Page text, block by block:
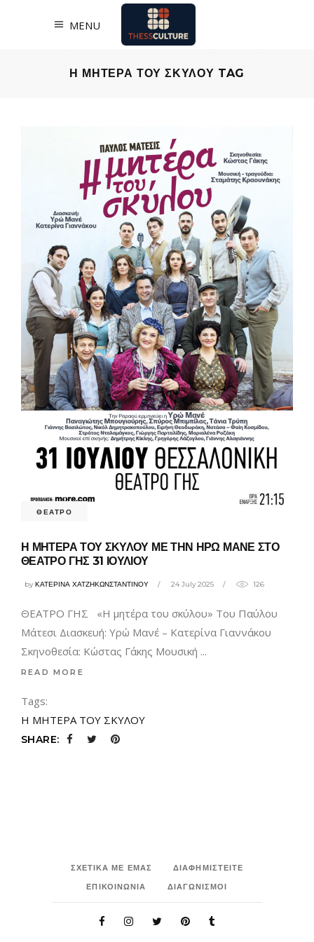
MENU
Η ΜΗΤΕΡΑ ΤΟΥ ΣΚΥΛΟΥ TAG
ΘΕΑΤΡΟ
Η ΜΗΤΕΡΑ ΤΟΥ ΣΚΥΛΟΥ ΜΕ ΤΗΝ ΗΡΩ ΜΑΝΕ ΣΤΟ
ΘΕΑΤΡΟ ΓΗΣ 31 ΙΟΥΛΙΟΥ
byΚΑΤΕΡΙΝΑ ΧΑΤΖΗΚΩΝΣΤΑΝΤΙΝΟΥ 24 July 2025 126
ΘΕΑΤΡΟ ΓΗΣ «Η μητέρα του σκύλου» Του Παύλου
Μάτεσι Διασκευή: Υρώ Μανέ – Κατερίνα Γιαννάκου
Σκηνοθεσία: Κώστας Γάκης Μουσική
READ MORE
Tags:
Η ΜΗΤΕΡΑ ΤΟΥ ΣΚΥΛΟΥ
SHARE:
ΣΧΕΤΙΚΑ ΜΕ ΕΜΑΣ
ΔΙΑΦΗΜΙΣΤΕΙΤΕ
ΕΠΙΚΟΙΝΩΝΙΑ
ΔΙΑΓΩΝΙΣΜΟΙ